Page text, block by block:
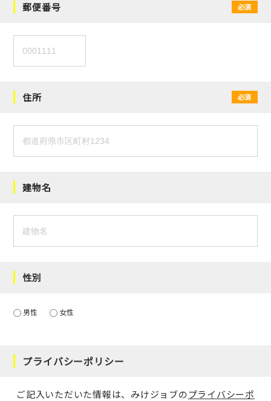
郵便番号 必須
住所 必須
建物名
性別
男性 女性
プライバシーポリシー
ご記入いただいた情報は、みけジョブのプライバシーポ